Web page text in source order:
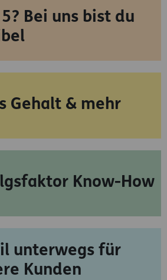
Bei uns bist du
Gehalt & mehr
Know-How
unterwegs für
Kunden